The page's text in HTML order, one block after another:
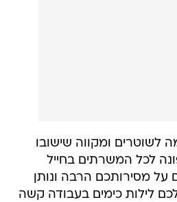
לשוטרים ומקווה שישובו
לכל המשרתים בחייל
על מסירותכם הרבה ונותן
לילות כימים בעבודה קשה